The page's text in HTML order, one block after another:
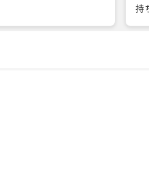
持
も